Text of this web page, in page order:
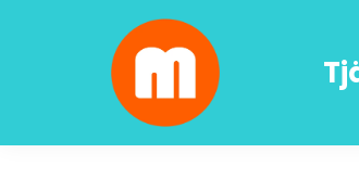
Malin
författarskap